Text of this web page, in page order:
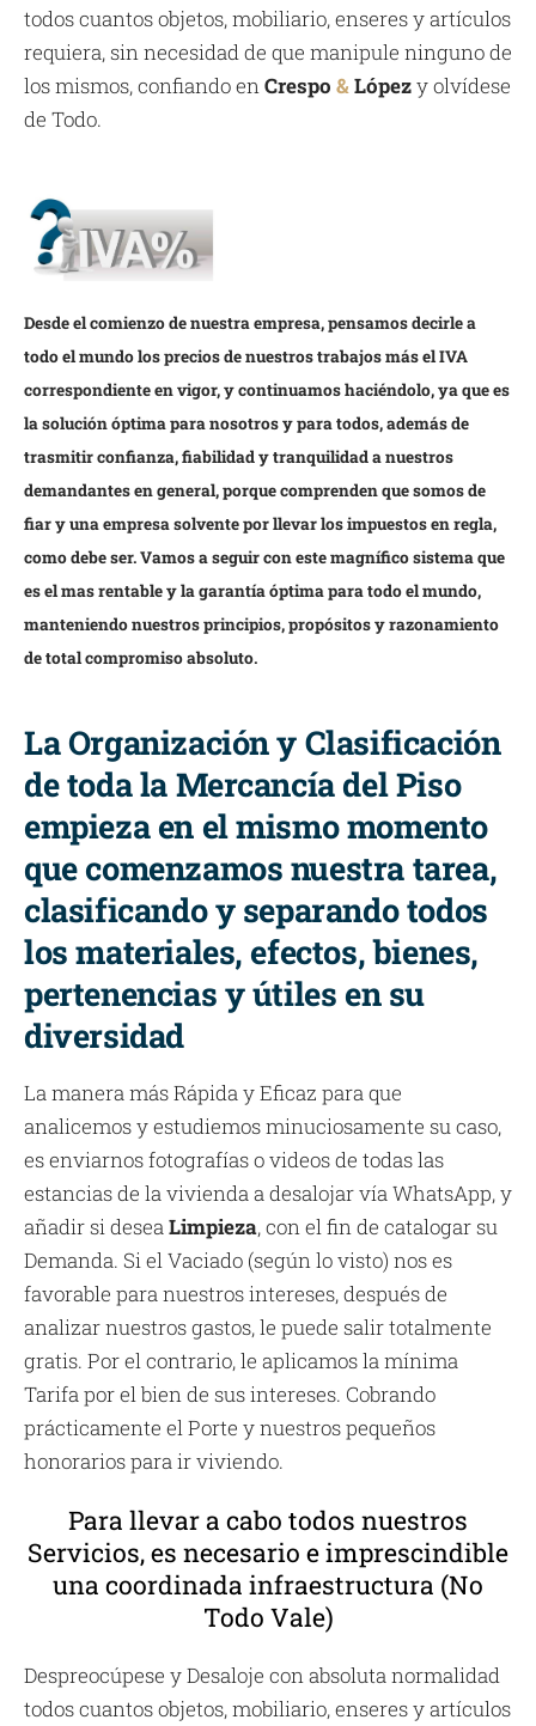
todos cuantos objetos, mobiliario, enseres y artículos
requiera, sin necesidad de que manipule ninguno de
los mismos, confiando en Crespo & Lópezy olvídese
de Todo.
Desde el comienzo de nuestra empresa, pensamos decirle a
todo el mundo los precios de nuestros trabajos más el IVA
correspondiente en vigor, y continuamos haciéndolo, ya que es
la solución óptima para nosotros y para todos, además de
trasmitir confianza, fiabilidad y tranquilidad a nuestros
demandantes en general, porque comprenden que somos de
fiar y una empresa solvente por llevar los impuestos en regla,
como debe ser. Vamos a seguir con este magnífico sistema que
es el mas rentable y la garantía óptima para todo el mundo,
manteniendo nuestros principios, propósitos y razonamiento
de total compromiso absoluto.
La Organización y Clasificación
de toda la Mercancía del Piso
empieza en el mismo momento
que comenzamos nuestra tarea,
clasificando y separando todos
los materiales, efectos, bienes,
pertenencias y útiles en su
diversidad
La manera más Rápida y Eficaz para que
analicemos y estudiemos minuciosamente su caso,
es enviarnos fotografías o videos de todas las
estancias de la vivienda a desalojar vía WhatsApp, y
añadir si deseaLimpieza, con el fin de catalogar su
Demanda. Si el Vaciado (según lo visto) nos es
favorable para nuestros intereses, después de
analizar nuestros gastos, le puede salir totalmente
gratis. Por el contrario, le aplicamos la mínima
Tarifa por el bien de sus intereses. Cobrando
prácticamente el Porte y nuestros pequeños
honorarios para ir viviendo.
Para llevar a cabo todos nuestros
Servicios, es necesario e imprescindible
una coordinada infraestructura (No
Todo Vale)
Despreocúpese y Desaloje con absoluta normalidad
todos cuantos objetos, mobiliario, enseres y artículos